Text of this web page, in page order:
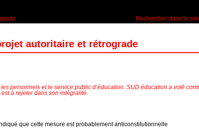
Rechercher dans le site
autoritaire et rétrograde
personnels et le service public d’éducation. SUD éducation a voté
à rejeter dans son intégralité.
que cette mesure est probablement anticonstitutionnelle